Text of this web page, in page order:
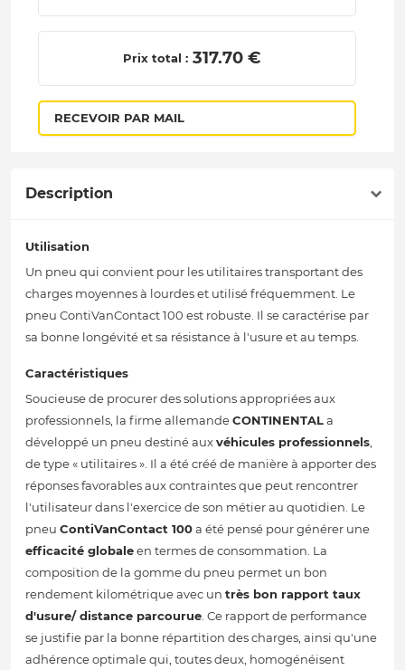
Prix total : 317.70 €
RECEVOIR PAR MAIL
Description
Utilisation
Un pneu qui convient pour les utilitaires transportant des
charges moyennes à lourdes et utilisé fréquemment. Le
pneu ContiVanContact 100 est robuste. Il se caractérise par
sa bonne longévité et sa résistance à l'usure et au temps.
Caractéristiques
Soucieuse de procurer des solutions appropriées aux
professionnels, la firme allemandeCONTINENTALa
développé un pneu destiné auxvéhicules professionnels,
de type « utilitaires ». Il a été créé de manière à apporter des
réponses favorables aux contraintes que peut rencontrer
l'utilisateur dans l'exercice de son métier au quotidien. Le
pneu ContiVanContact 100a été pensé pour générer une
efficacité globaleen termes de consommation. La
composition de la gomme du pneu permet un bon
rendement kilométrique avec un très bon rapport taux
d'usure/ distance parcourue. Ce rapport de performance
se justifie par la bonne répartition des charges, ainsi qu'une
adhérence optimale qui, toutes deux, homogénéisent